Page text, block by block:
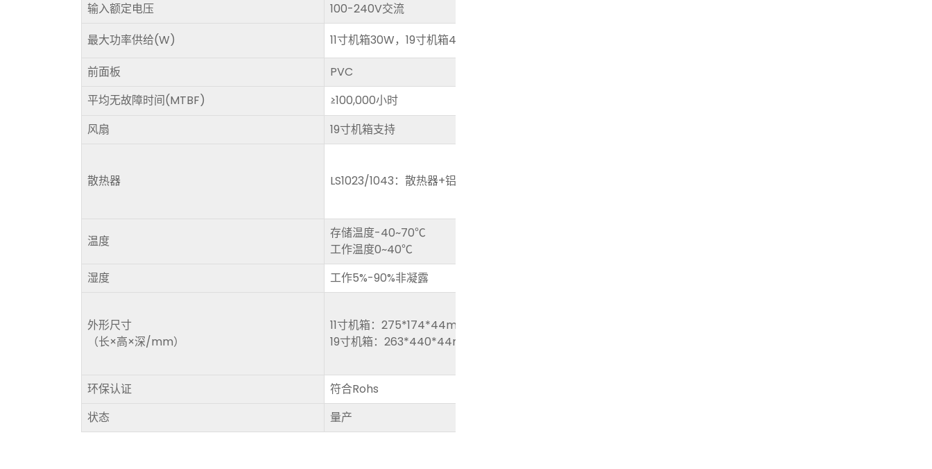
输入额定电压
100-240V交流
最大功率供给(W)
11寸机箱30W，19寸机箱40W
前面板
PVC
平均无故障时间(MTBF)
≥100,000小时
风扇
19寸机箱支持
散热器 LS1023/1043：散热器+铝片底部机壳散热
温度
存储温度-40~70℃
工作温度0~40℃
湿度
工作5%-90%非凝露
外形尺寸
（长×高×深/mm）
11寸机箱：275*174*44mm
19寸机箱：263*440*44mm
环保认证
符合Rohs
状态
量产